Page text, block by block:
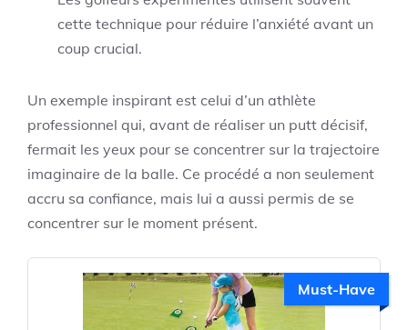
cette technique pour réduire l’anxiété avant un
coup crucial.
Un exemple inspirant est celui d’un athlète
professionnel qui, avant de réaliser un putt décisif,
fermait les yeux pour se concentrer sur la trajectoire
imaginaire de la balle. Ce procédé a non seulement
accru sa confiance, mais lui a aussi permis de se
concentrer sur le moment présent.
Must-Have